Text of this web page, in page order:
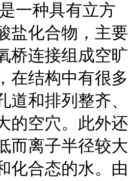
一种具有立方
盐化合物，主要
桥连接组成空旷
在结构中有很多
道和排列整齐、
的空穴。此外还
而离子半径较大
化合态的水。由